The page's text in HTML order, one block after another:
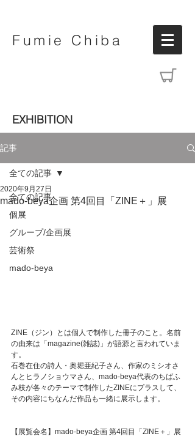
Fumie Chiba
EXHIBITION
記事
全ての記事
個展
グループ/企画展
芸術祭
mado-beya
全ての記事
mado-beya企画 第4回目「ZINE＋」展
2020年9月27日
ZINE（ジン）とは個人で制作した冊子のこと。名前
の由来は「magazine(雑誌)」が語源と言われていま
す。
石巻在住の詩人・奥堀亜紀子さん、作家のミシオさ
んとヒラノショウマさん、mado-beya代表のちばふ
み枝が各々のテーマで制作したZINEにプラスして、
その内容にちなんだ作品も一緒に展示します。
【展覧会名】mado-beya企画 第4回目「ZINE＋」展